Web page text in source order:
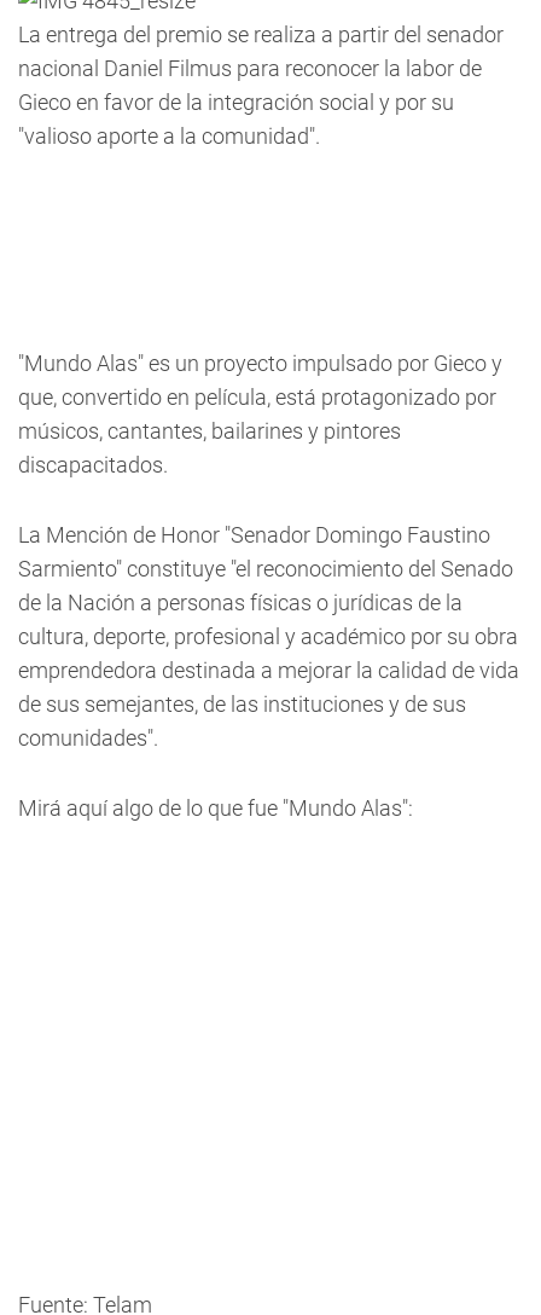
La entrega del premio se realiza a partir del senador
nacional Daniel Filmus para reconocer la labor de
Gieco en favor de la integración social y por su
"valioso aporte a la comunidad".
"Mundo Alas" es un proyecto impulsado por Gieco y
que, convertido en película, está protagonizado por
músicos, cantantes, bailarines y pintores
discapacitados.
La Mención de Honor "Senador Domingo Faustino
Sarmiento" constituye "el reconocimiento del Senado
de la Nación a personas físicas o jurídicas de la
cultura, deporte, profesional y académico por su obra
emprendedora destinada a mejorar la calidad de vida
de sus semejantes, de las instituciones y de sus
comunidades".
Mirá aquí algo de lo que fue "Mundo Alas":
Fuente: Telam